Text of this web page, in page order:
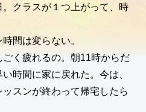
クラスが１つ上がって、時
間は変らない。
く疲れるの。朝11時からだ
時間に家に戻れた。今は、
スンが終わって帰宅したら